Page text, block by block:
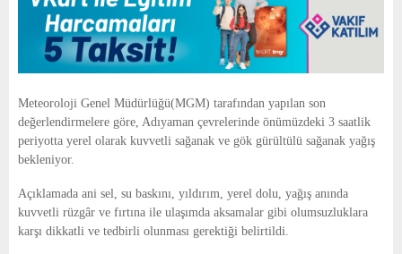
E
N
U
Meteoroloji Genel Müdürlüğü(MGM) tarafından yapılan son
değerlendirmelere göre, Adıyaman çevrelerinde önümüzdeki 3 saatlik
periyotta yerel olarak kuvvetli sağanak ve gök gürültülü sağanak yağış
bekleniyor.
Açıklamada ani sel, su baskını, yıldırım, yerel dolu, yağış anında
kuvvetli rüzgâr ve fırtına ile ulaşımda aksamalar gibi olumsuzluklara
karşı dikkatli ve tedbirli olunması gerektiği belirtildi.